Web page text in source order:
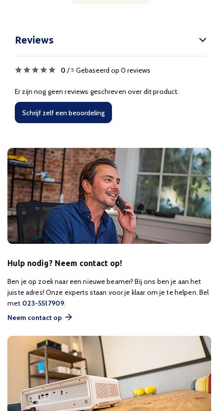
Reviews
0 / 5 Gebaseerd op 0 reviews
Er zijn nog geen reviews geschreven over dit product.
Schrijf zelf een beoordeling
Hulp nodig? Neem contact op!
Ben je op zoek naar een nieuwe beamer? Bij ons ben je aan het
juiste adres! Onze experts staan voor je klaar om je te helpen. Bel
met 023-5517909.
Neem contact op